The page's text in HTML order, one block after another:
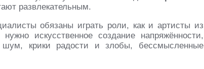
развлекательным.
обязаны играть роли, как и артисты из
искусственное создание напряжённости,
крики радости и злобы, бессмысленные